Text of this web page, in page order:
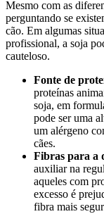
Mesmo com as
perguntando se
cão. Em algumas
profissional, a soja
cauteloso.
Fonte de
proteínas
soja, em
pode ser uma
um alérgeno
cães.
Fibras para a
auxiliar na
aqueles com
excesso é
fibra mais